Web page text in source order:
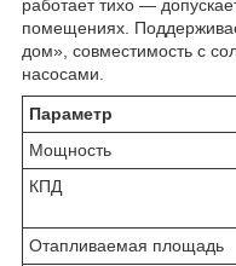
работает тихо —
помещениях.
дом», совместимость с
насосами.
Параметр
Мощность
КПД
Отапливаемая площадь